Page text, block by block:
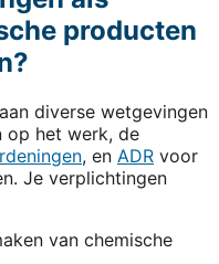
producten
diverse wetgevingen
op het werk, de
, en ADR voor
Je verplichtingen
van chemische